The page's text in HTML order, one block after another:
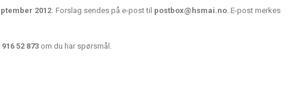
2012. Forslag sendes på e-post til postbox@hsmai.no. E-post merkes
916 52 873 om du har spørsmål.